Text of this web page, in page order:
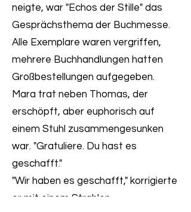
neigte, war "Echos der Stille" das
Gesprächsthema der Buchmesse.
Alle Exemplare waren vergriffen,
mehrere Buchhandlungen hatten
Großbestellungen aufgegeben.
Mara trat neben Thomas, der
erschöpft, aber euphorisch auf
einem Stuhl zusammengesunken
war. "Gratuliere. Du hast es
geschafft."
"Wir haben es geschafft," korrigierte
er mit einem Strahlen.